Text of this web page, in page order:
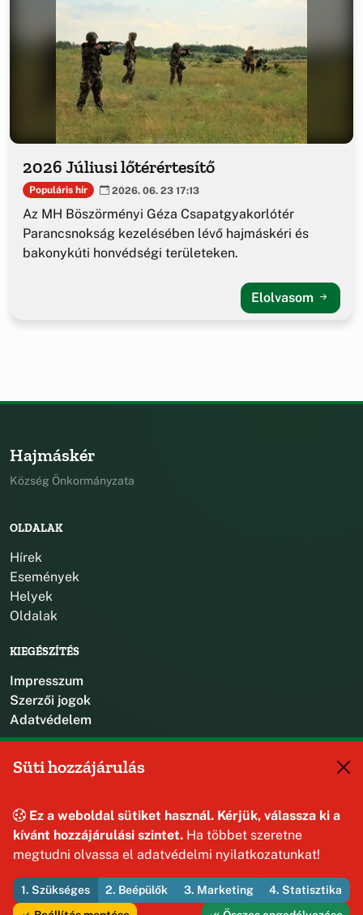
2026 Júliusi lőtérértesítő
Populáris hír 2026. 06. 23 17:13
Az MH Böszörményi Géza Csapatgyakorlótér
Parancsnokság kezelésében lévő hajmáskéri és
bakonykúti honvédségi területeken.
Elolvasom
Hajmáskér
Község Önkormányzata
OLDALAK
Hírek
Események
Helyek
Oldalak
KIEGÉSZÍTÉS
Impresszum
Szerzői jogok
Adatvédelem
8192 Hajmáskér, Kossuth Lajos u. 31.
© 2026 Hajmáskér Község Önkormányzata — Minden jog
Süti hozzájárulás
Ez a weboldal sütiket használ. Kérjük, válassza ki a
kívánt hozzájárulási szintet. Ha többet szeretne
megtudni olvassa el adatvédelmi nyilatkozatunkat!
1. Szükséges 2. Beépülők 3. Marketing
4. Statisztika